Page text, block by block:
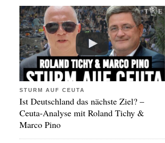
STURM AUF CEUTA
Ist Deutschland das nächste Ziel? –
Ceuta-Analyse mit Roland Tichy &
Marco Pino